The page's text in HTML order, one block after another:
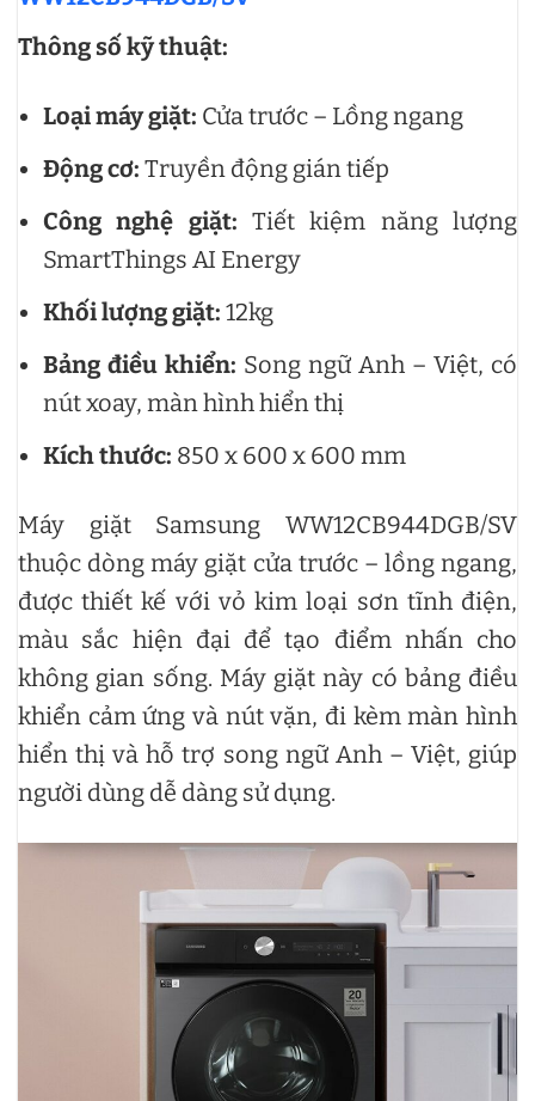
Thông số kỹ thuật:
Loại máy giặt: Cửa trước – Lồng ngang
Động cơ: Truyền động gián tiếp
Công nghệ giặt: Tiết kiệm năng lượng
SmartThings AI Energy
Khối lượng giặt: 12kg
Bảng điều khiển: Song ngữ Anh – Việt, có
nút xoay, màn hình hiển thị
Kích thước: 850 x 600 x 600 mm
Máy giặt Samsung WW12CB944DGB/SV
thuộc dòng máy giặt cửa trước – lồng ngang,
được thiết kế với vỏ kim loại sơn tĩnh điện,
màu sắc hiện đại để tạo điểm nhấn cho
không gian sống. Máy giặt này có bảng điều
khiển cảm ứng và nút vặn, đi kèm màn hình
hiển thị và hỗ trợ song ngữ Anh – Việt, giúp
người dùng dễ dàng sử dụng.